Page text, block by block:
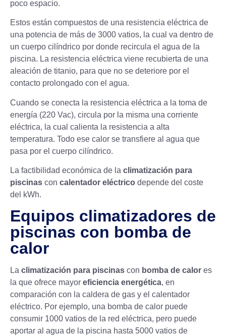
poco espacio.
Estos están compuestos de una resistencia eléctrica de
una potencia de más de 3000 vatios, la cual va dentro de
un cuerpo cilíndrico por donde recircula el agua de la
piscina. La resistencia eléctrica viene recubierta de una
aleación de titanio, para que no se deteriore por el
contacto prolongado con el agua.
Cuando se conecta la resistencia eléctrica a la toma de
energía (220 Vac), circula por la misma una corriente
eléctrica, la cual calienta la resistencia a alta
temperatura. Todo ese calor se transfiere al agua que
pasa por el cuerpo cilíndrico.
La factibilidad económica de la climatización para
piscinas con calentador eléctrico depende del coste
del kWh.
Equipos climatizadores de
piscinas con bomba de
calor
La climatización para piscinas con bomba de calor es
la que ofrece mayor eficiencia energética, en
comparación con la caldera de gas y el calentador
eléctrico. Por ejemplo, una bomba de calor puede
consumir 1000 vatios de la red eléctrica, pero puede
aportar al agua de la piscina hasta 5000 vatios de